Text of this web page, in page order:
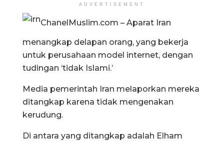
ADVERTISEMENT
ChanelMuslim.com – Aparat Iran
menangkap delapan orang, yang bekerja
untuk perusahaan model internet, dengan
tudingan ‘tidak Islami.’
Media pemerintah Iran melaporkan mereka
ditangkap karena tidak mengenakan
kerudung.
Di antara yang ditangkap adalah Elham